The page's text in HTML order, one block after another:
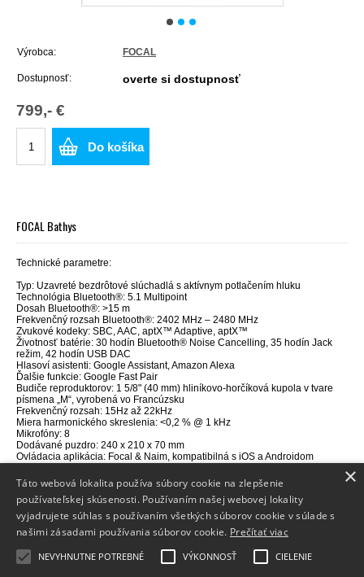
Výrobca: FOCAL
Dostupnosť: overte si dostupnosť
799,- €
Do košíka
FOCAL Bathys
Technické parametre:
Typ: Uzavreté bezdrôtové slúchadlá s aktívnym potlačením hluku
Technológia Bluetooth®: 5.1 Multipoint
Dosah Bluetooth®: >15 m
Frekvenčný rozsah Bluetooth®: 2402 MHz – 2480 MHz
Zvukové kodeky: SBC, AAC, aptX™ Adaptive, aptX™
Životnosť batérie: 30 hodín Bluetooth® Noise Cancelling, 35 hodín Jack
režim, 42 hodín USB DAC
Hlasoví asistenti: Google Assistant, Amazon Alexa
Ďalšie funkcie: Google Fast Pair
Budiče reproduktorov: 1 5/8" (40 mm) hliníkovo-horčíková kupola v tvare
písmena „M“, vyrobená vo Francúzsku
Frekvenčný rozsah: 15Hz až 22kHz
Miera harmonického skreslenia: <0,2 % @ 1 kHz
Mikrofóny: 8
Dodávané puzdro: 240 x 210 x 70 mm
Ovládacia aplikácia: Focal & Naim, kompatibilná s iOS a Androidom
Info
Dodanie tovaru
×
Táto webová lokalita používa súbory cookie na zlepšenie
používateľskej skúsenosti. Používaním našej webovej lokality
vyjadrujete súhlas s používaním všetkých súborov cookie v súlade s
našimi zásadami používania súborov cookie. Prečítať viac
NEVYHNUTNE POTREBNÉ VÝKONNOSŤ CIELENIE